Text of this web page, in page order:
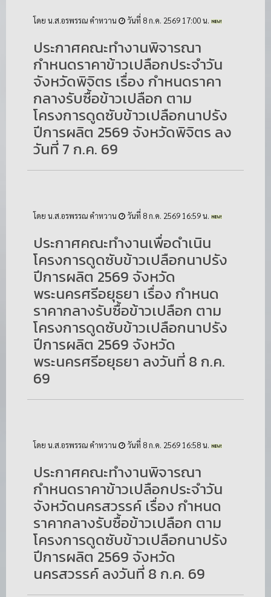
โดย น.ส.อรพรรณ คำหวาน วันที่ 8 ก.ค. 2569 17:00 น.
ประกาศคณะทำงานพิจารณา
กำหนดราคาข้าวเปลือกประจำวัน
จังหวัดพิจิตร เรื่อง กำหนดราคา
กลางรับซื้อข้าวเปลือก ตาม
โครงการดูดซับข้าวเปลือกนาปรัง
ปีการผลิต 2569 จังหวัดพิจิตร ลง
วันที่ 7 ก.ค. 69
โดย น.ส.อรพรรณ คำหวาน วันที่ 8 ก.ค. 2569 16:59 น.
ประกาศคณะทำงานเพื่อดำเนิน
โครงการดูดซับข้าวเปลือกนาปรัง
ปีการผลิต 2569 จังหวัด
พระนครศรีอยุธยา เรื่อง กำหนด
ราคากลางรับซื้อข้าวเปลือก ตาม
โครงการดูดซับข้าวเปลือกนาปรัง
ปีการผลิต 2569 จังหวัด
พระนครศรีอยุธยา ลงวันที่ 8 ก.ค.
69
โดย น.ส.อรพรรณ คำหวาน วันที่ 8 ก.ค. 2569 16:58 น.
ประกาศคณะทำงานพิจารณา
กำหนดราคาข้าวเปลือกประจำวัน
จังหวัดนครสวรรค์ เรื่อง กำหนด
ราคากลางรับซื้อข้าวเปลือก ตาม
โครงการดูดซับข้าวเปลือกนาปรัง
ปีการผลิต 2569 จังหวัด
นครสวรรค์ ลงวันที่ 8 ก.ค. 69